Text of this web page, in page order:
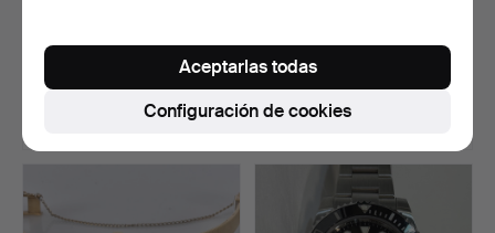
CABALLERO, 3 uds., m…
uds., plata, cambio d…
Subastado 24 jun 2026
4 pujas
Configuración de cookies
Aceptarlas todas